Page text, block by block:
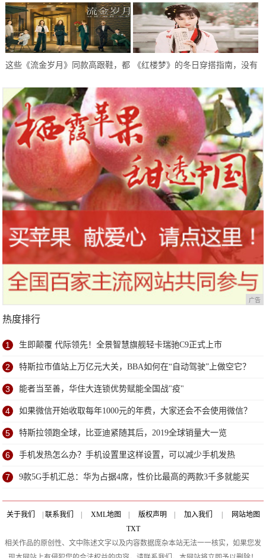
简约不单调，冬末初春就这样穿 好了吗？
这些《流金岁月》同款高跟鞋，都
《红楼梦》的冬日穿搭指南，没有
广告
热度排行
1 生即颠覆 代际领先！全景智慧旗舰轻卡瑞驰C9正式上市
2 特斯拉市值站上万亿元大关，BBA如何在“自动驾驶”上做空它？
3 能者当至善，华住大连锁优势赋能全国战"疫"
4 如果微信开始收取每年1000元的年费，大家还会不会使用微信？
5 特斯拉领跑全球，比亚迪紧随其后，2019全球销量大一览
6 手机发热怎么办？手机设置里这样设置，可以减少手机发热
7 9款5G手机汇总：华为占据4席，性价比最高的两款3千多就能买
到
关于我们 联系我们 XML地图 版权声明 加入我们
网站地图
TXT
相关作品的原创性、文中陈述文字以及内容数据庞杂本站无法一一核实，如果您发